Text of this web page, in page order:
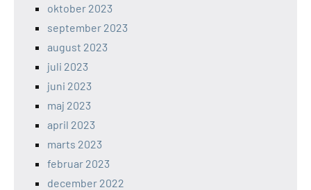
oktober 2023
september 2023
august 2023
juli 2023
juni 2023
maj 2023
april 2023
marts 2023
februar 2023
december 2022